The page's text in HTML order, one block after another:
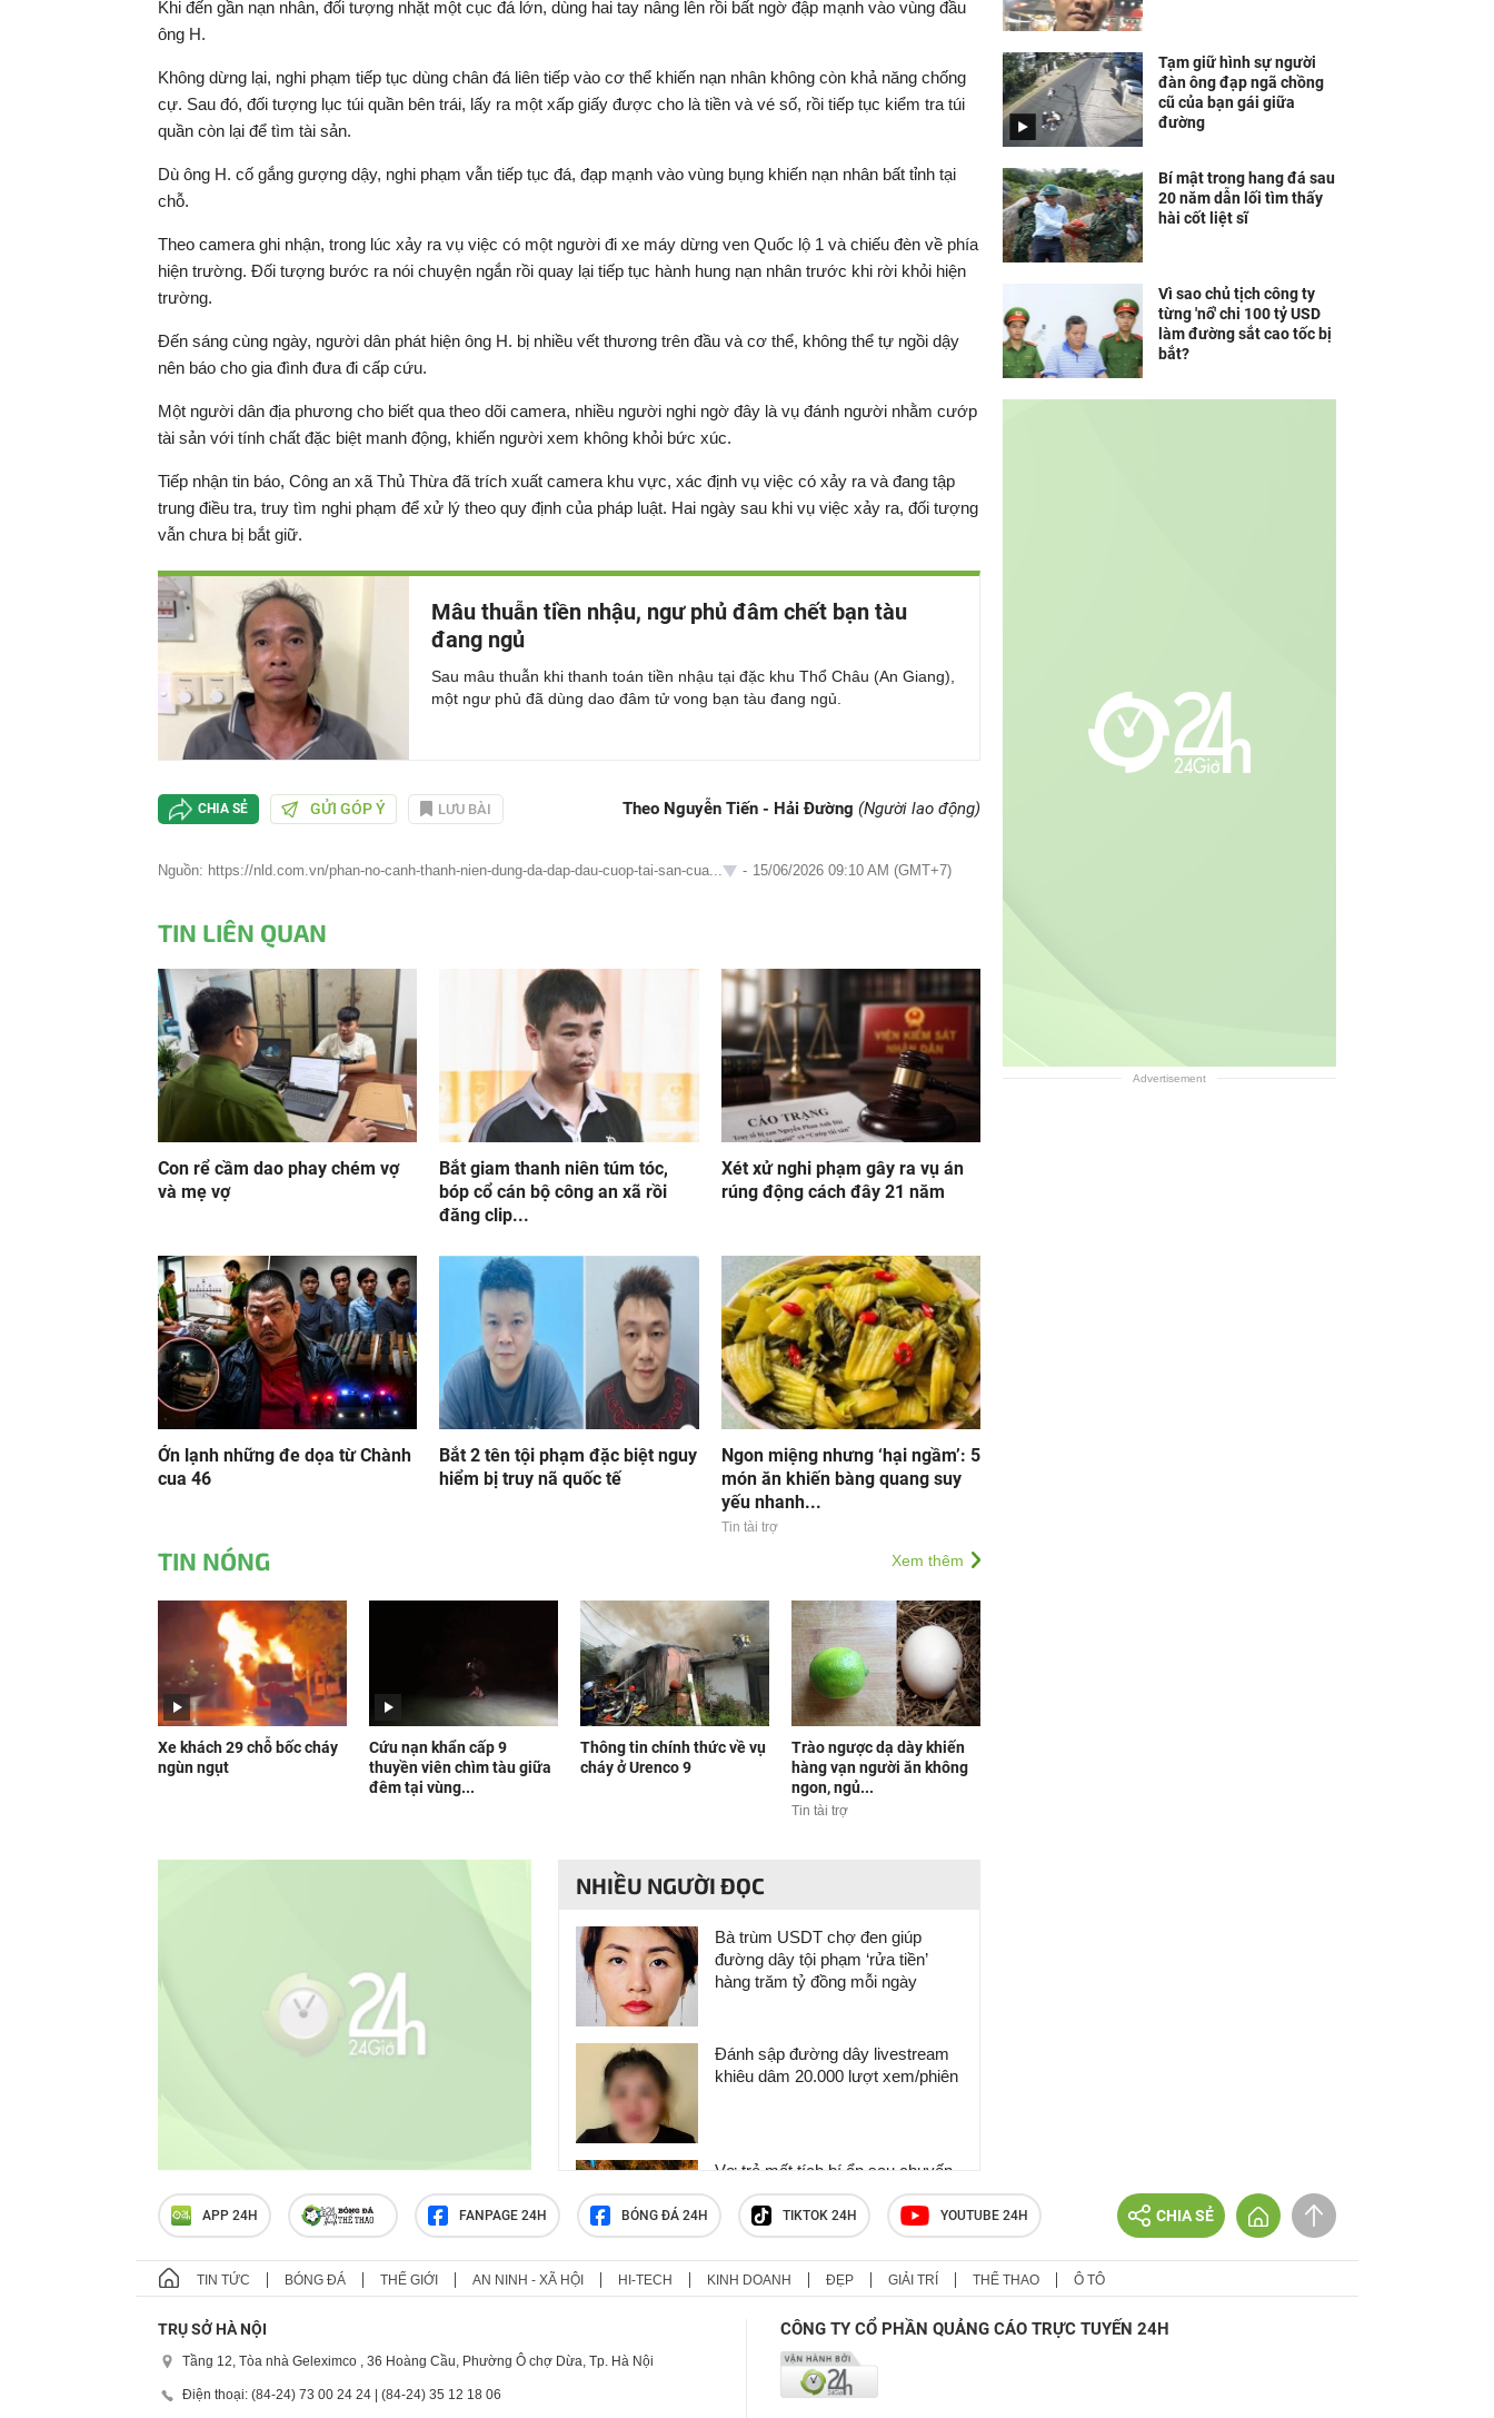
Khi đến gần nạn nhân, đối tượng nhặt một cục đá lớn, dùng hai tay nâng lên rồi bất ngờ đập mạnh vào vùng đầu
ông H.
Không dừng lại, nghi phạm tiếp tục dùng chân đá liên tiếp vào cơ thể khiến nạn nhân không còn khả năng chống
cự. Sau đó, đối tượng lục túi quần bên trái, lấy ra một xấp giấy được cho là tiền và vé số, rồi tiếp tục kiểm tra túi
quần còn lại để tìm tài sản.
Dù ông H. cố gắng gượng dậy, nghi phạm vẫn tiếp tục đá, đạp mạnh vào vùng bụng khiến nạn nhân bất tỉnh tại
chỗ.
Theo camera ghi nhận, trong lúc xảy ra vụ việc có một người đi xe máy dừng ven Quốc lộ 1 và chiếu đèn về phía
hiện trường. Đối tượng bước ra nói chuyện ngắn rồi quay lại tiếp tục hành hung nạn nhân trước khi rời khỏi hiện
trường.
Đến sáng cùng ngày, người dân phát hiện ông H. bị nhiều vết thương trên đầu và cơ thể, không thể tự ngồi dậy
nên báo cho gia đình đưa đi cấp cứu.
Một người dân địa phương cho biết qua theo dõi camera, nhiều người nghi ngờ đây là vụ đánh người nhằm cướp
tài sản với tính chất đặc biệt manh động, khiến người xem không khỏi bức xúc.
Tiếp nhận tin báo, Công an xã Thủ Thừa đã trích xuất camera khu vực, xác định vụ việc có xảy ra và đang tập
trung điều tra, truy tìm nghi phạm để xử lý theo quy định của pháp luật. Hai ngày sau khi vụ việc xảy ra, đối tượng
vẫn chưa bị bắt giữ.
Mâu thuẫn tiền nhậu, ngư phủ đâm chết bạn tàu
đang ngủ
Sau mâu thuẫn khi thanh toán tiền nhậu tại đặc khu Thổ Châu (An Giang),
một ngư phủ đã dùng dao đâm tử vong bạn tàu đang ngủ.
CHIA SẺ GỬI GÓP Ý LƯU BÀI Theo Nguyễn Tiến - Hải Đường (Người lao động)
Nguồn: https://nld.com.vn/phan-no-canh-thanh-nien-dung-da-dap-dau-cuop-tai-san-cua... - 15/06/2026 09:10 AM (GMT+7)
TIN LIÊN QUAN
Con rể cầm dao phay chém vợ
và mẹ vợ
Bắt giam thanh niên túm tóc,
bóp cổ cán bộ công an xã rồi
đăng clip...
Xét xử nghi phạm gây ra vụ án
rúng động cách đây 21 năm
Ớn lạnh những đe dọa từ Chành
cua 46
Bắt 2 tên tội phạm đặc biệt nguy
hiểm bị truy nã quốc tế
Ngon miệng nhưng ‘hại ngầm’: 5
món ăn khiến bàng quang suy
yếu nhanh...
Tin tài trợ
TIN NÓNG Xem thêm
Xe khách 29 chỗ bốc cháy
ngùn ngụt
Cứu nạn khẩn cấp 9
thuyền viên chìm tàu giữa
đêm tại vùng...
Thông tin chính thức về vụ
cháy ở Urenco 9
Trào ngược dạ dày khiến
hàng vạn người ăn không
ngon, ngủ...
Tin tài trợ
NHIỀU NGƯỜI ĐỌC
Bà trùm USDT chợ đen giúp
đường dây tội phạm ‘rửa tiền’
hàng trăm tỷ đồng mỗi ngày
Đánh sập đường dây livestream
khiêu dâm 20.000 lượt xem/phiên
Vợ trẻ mất tích bí ẩn sau chuyến
đi thăm nương, chồng nhận được
lời nhắn lạ: ‘Xuống Hà Nội làm
việc’
Trưa 5/8: Người đàn ông bị nhóm
tàn ma dại' khiến dư luận dậy
Tạm giữ hình sự người
đàn ông đạp ngã chồng
cũ của bạn gái giữa
đường
Bí mật trong hang đá sau
20 năm dẫn lối tìm thấy
hài cốt liệt sĩ
Vì sao chủ tịch công ty
từng 'nổ' chi 100 tỷ USD
làm đường sắt cao tốc bị
bắt?
Advertisement
APP 24H FANPAGE 24H BÓNG ĐÁ 24H TIKTOK 24H YOUTUBE 24H CHIA SẺ
TIN TỨC BÓNG ĐÁ THẾ GIỚI AN NINH - XÃ HỘI HI-TECH KINH DOANH ĐẸP GIẢI TRÍ THỂ THAO Ô TÔ
TRỤ SỞ HÀ NỘI
Tầng 12, Tòa nhà Geleximco , 36 Hoàng Cầu, Phường Ô chợ Dừa, Tp. Hà Nội
Điện thoại: (84-24) 73 00 24 24 | (84-24) 35 12 18 06
CÔNG TY CỔ PHẦN QUẢNG CÁO TRỰC TUYẾN 24H